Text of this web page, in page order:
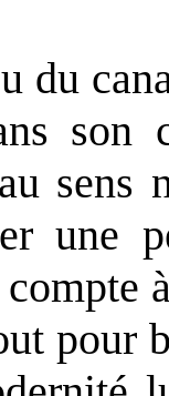
son
sens
une
pour